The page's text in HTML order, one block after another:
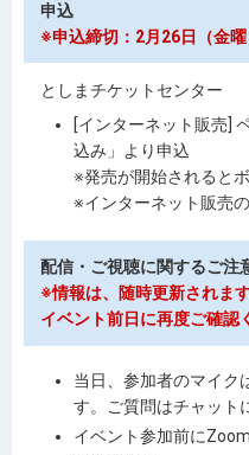
申込
※申込締切：2月26日（金
としまチケットセンター
[インターネット販売]
込み」より申込
※発売が開始されると
※インターネット販売
配信・ご視聴に関するご注
※情報は、随時更新されます
イベント前日に再度ご確認
当日、参加者のマイク
す。ご質問はチャット
イベント参加前に